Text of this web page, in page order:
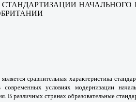
НАЧАЛЬНОГО
сравнительная характеристика
современных условияхмодернизации
В различных странах образовательные